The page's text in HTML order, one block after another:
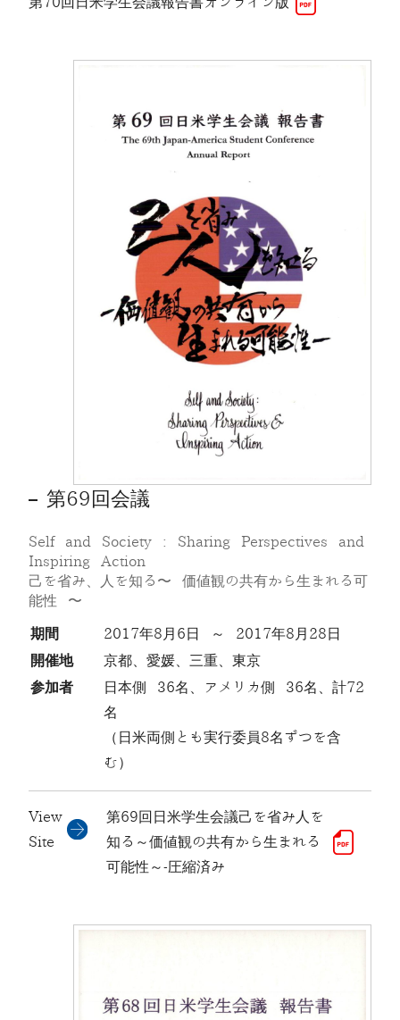
第69回会議
Self and Society : Sharing Perspectives and
Inspiring Action
己を省み、人を知る〜 価値観の共有から生まれる可
能性 〜
期間
2017年8月6日 ～ 2017年8月28日
開催地
京都、愛媛、三重、東京
参加者
日本側 36名、アメリカ側 36名、計72
名
（日米両側とも実行委員8名ずつを含
む）
View
Site
第69回日米学生会議己を省み人を
知る～価値観の共有から生まれる
可能性～-圧縮済み